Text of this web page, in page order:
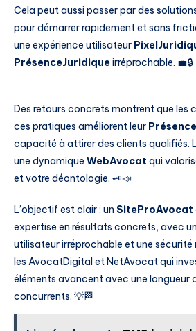
Cela peut aussi passer par des
pour démarrer rapidement et sans
une expérience utilisateur
PrésenceJuridiqueirréprochable. 💼🔒
Des retours concrets montrent que les
ces pratiques améliorent leur
capacité à attirer des clients qualifiés.
une dynamique WebAvocat qui
et votre déontologie. 🗝️📣
L’objectif est clair : un SiteProAvocat
expertise en résultats concrets, avec
utilisateur irréprochable et une sécurité
les AvocatDigital et NetAvocat qui
éléments avancent avec une longueur
concurrents. 💡🏁